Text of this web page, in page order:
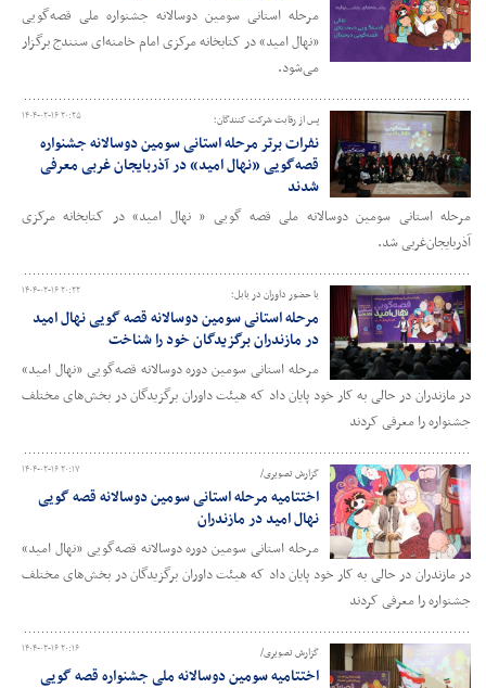
مرحله استانی سومین دوسالانه جشنواره ملی قصه‌گویی
«نهال امید» در کتابخانه مرکزی امام خامنه‌ای سنندج برگزار
می‌شود.
۱۴۰۴-۰۲-۱۶ ۲۰:۲۵ پس از رقابت شرکت کنندگان؛
نفرات برتر مرحله استانی سومین دوسالانه جشنواره
قصه‌گویی «نهال امید» در آذربایجان غربی معرفی
شدند
مرحله استانی سومین دوسالانه ملی قصه گویی « نهال امید» در کتابخانه مرکزی
آذربایجان‌غربی شد.
۱۴۰۴-۰۲-۱۶ ۲۰:۲۲ با حضور داوران در بابل؛
مرحله استانی سومین دوسالانه قصه گویی نهال امید
در مازندران برگزیدگان خود را شناخت
مرحله استانی سومین دوره دوسالانه قصه‌گویی «نهال امید»
در مازندران در حالی به کار خود پایان داد که هیئت داوران برگزیدگان در بخش‌های مختلف
جشنواره را معرفی کردند
۱۴۰۴-۰۲-۱۶ ۲۰:۱۷ گزارش تصویری/
اختتامیه مرحله استانی سومین دوسالانه قصه گویی
نهال امید در مازندران
مرحله استانی سومین دوره دوسالانه قصه‌گویی «نهال امید»
در مازندران در حالی به کار خود پایان داد که هیئت داوران برگزیدگان در بخش‌های مختلف
جشنواره را معرفی کردند
۱۴۰۴-۰۲-۱۶ ۲۰:۱۶ گزارش تصویری/
اختتامیه سومین دوسالانه ملی جشنواره قصه گویی